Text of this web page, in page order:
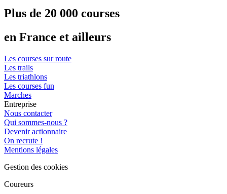
Plus de 20 000 courses
en France et ailleurs
Les courses sur route
Les trails
Les triathlons
Les courses fun
Marches
Entreprise
Nous contacter
Qui sommes-nous ?
Devenir actionnaire
On recrute !
Mentions légales
Gestion des cookies
Coureurs